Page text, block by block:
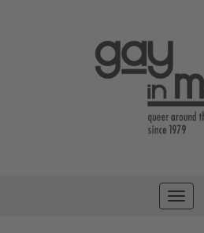
Toggle